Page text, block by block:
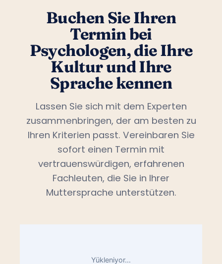
Buchen Sie Ihren
Termin bei
Psychologen, die Ihre
Kultur und Ihre
Sprache kennen
Lassen Sie sich mit dem Experten
zusammenbringen, der am besten zu
Ihren Kriterien passt. Vereinbaren Sie
sofort einen Termin mit
vertrauenswürdigen, erfahrenen
Fachleuten, die Sie in Ihrer
Muttersprache unterstützen.